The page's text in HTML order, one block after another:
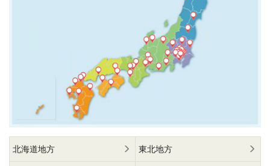
北海道地方 東北地方